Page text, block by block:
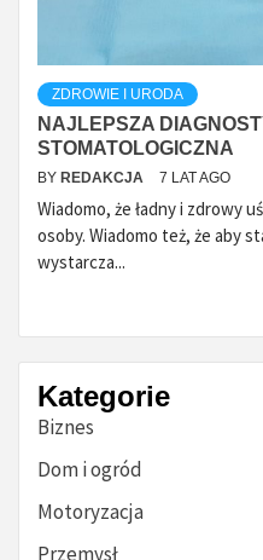
ZDROWIE I URODA
NAJLEPSZA
STOMATOLOGICZNA
BY REDAKCJA 7 LAT AGO
Wiadomo, że ładny i zdrowy
osoby. Wiadomo też, że aby
wystarcza...
Kategorie
Biznes
Dom i ogród
Motoryzacja
Przemysł